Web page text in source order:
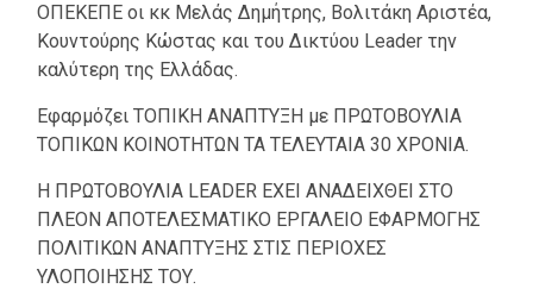
ΟΠΕΚΕΠΕ οι κκ Μελάς Δημήτρης, Βολιτάκη Αριστέα,
Κουντούρης Κώστας και του Δικτύου Leader την
καλύτερη της Ελλάδας.
Εφαρμόζει TΟΠΙΚΗ ΑΝΑΠΤΥΞΗ με ΠΡΩΤΟΒΟΥΛΙΑ
ΤΟΠΙΚΩΝ ΚΟΙΝΟΤΗΤΩΝ ΤΑ ΤΕΛΕΥΤΑΙΑ 30 ΧΡΟΝΙΑ.
Η ΠΡΩΤΟΒΟΥΛΙΑ LEADER ΕΧΕΙ ΑΝΑΔΕΙΧΘΕΙ ΣΤΟ
ΠΛΕΟΝ ΑΠΟΤΕΛΕΣΜΑΤΙΚΟ ΕΡΓΑΛΕΙΟ ΕΦΑΡΜΟΓΗΣ
ΠΟΛΙΤΙΚΩΝ ΑΝΑΠΤΥΞΗΣ ΣΤΙΣ ΠΕΡΙΟΧΕΣ
ΥΛΟΠΟΙΗΣΗΣ ΤΟΥ.